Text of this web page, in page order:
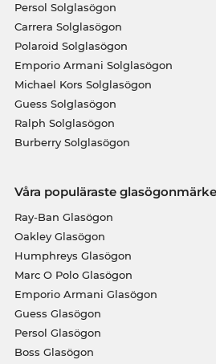
Persol Solglasögon
Carrera Solglasögon
Polaroid Solglasögon
Emporio Armani Solglasögon
Michael Kors Solglasögon
Guess Solglasögon
Ralph Solglasögon
Burberry Solglasögon
Våra populäraste
Ray-Ban Glasögon
Oakley Glasögon
Humphreys Glasögon
Marc O Polo Glasögon
Emporio Armani Glasögon
Guess Glasögon
Persol Glasögon
Boss Glasögon